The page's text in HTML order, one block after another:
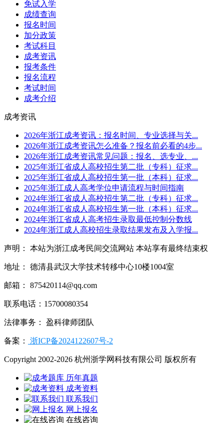
免试入学
成绩查询
报名时间
加分政策
考试科目
成考资讯
报考条件
报名流程
考试时间
成考介绍
成考资讯
2026年浙江成考资讯：报名时间、专业选择与关...
2026年浙江成考资讯怎么准备？报名前必看的4步...
2026年浙江成考资讯常见问题：报名、选专业、...
2025年浙江省成人高校招生第二批（专科）征求...
2025年浙江省成人高校招生第一批（本科）征求...
2025年浙江成人高考学位申请流程与时间指南
2024年浙江省成人高校招生第二批（专科）征求...
2024年浙江省成人高校招生第一批（本科）征求...
2024年浙江省成人高考招生录取最低控制分数线
2024年浙江成人高校招生录取结果发布及入学报...
声明： 本站为浙江成考民间交流网站 本站享有最终结束权
地址： 德清县武汉大学技术转移中心10楼1004室
邮箱： 875420114@qq.com
联系电话：15700080354
法律事务： 盈科律师团队
备案： 浙ICP备2024122607号-2
Copyright 2002-2026 杭州浙学网科技有限公司 版权所有
历年真题
成考资料
联系我们
网上报名
在线咨询